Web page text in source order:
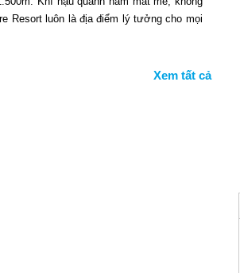
Resort luôn là địa điểm lý tưởng cho mọi